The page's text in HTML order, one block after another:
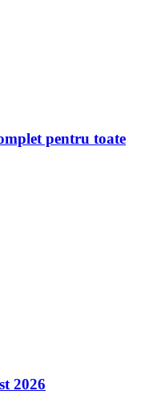
pentru toate
2026